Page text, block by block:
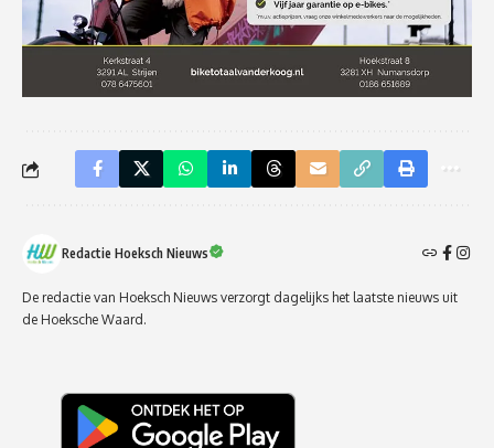
Redactie Hoeksch Nieuws
De redactie van Hoeksch Nieuws verzorgt dagelijks het laatste nieuws uit
de Hoeksche Waard.